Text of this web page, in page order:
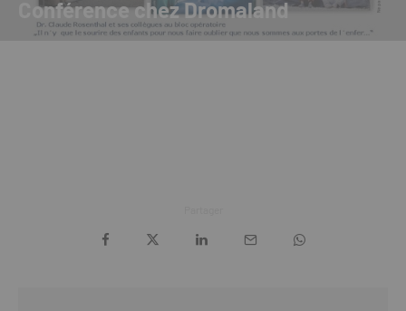
Conférence chez Dromaland